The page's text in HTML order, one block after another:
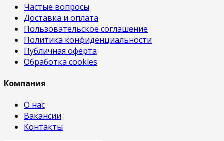
Частые вопросы
Доставка и оплата
Пользовательское соглашение
Политика конфиденциальности
Публичная оферта
Обработка cookies
Компания
О нас
Вакансии
Контакты